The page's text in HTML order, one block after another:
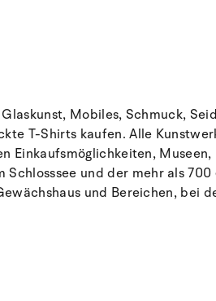
Mobiles, Schmuck,
T-Shirts kaufen. Alle
Einkaufsmöglichkeiten,
und der mehr als
und Bereichen, bei